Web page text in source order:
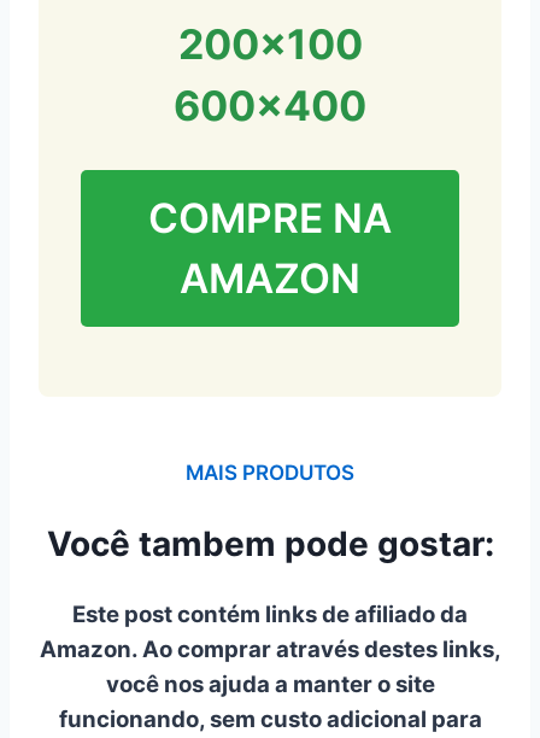
200×100
600×400
COMPRE NA
AMAZON
MAIS PRODUTOS
Você tambem pode gostar:
Este post contém links de afiliado da
Amazon. Ao comprar através destes links,
você nos ajuda a manter o site
funcionando, sem custo adicional para